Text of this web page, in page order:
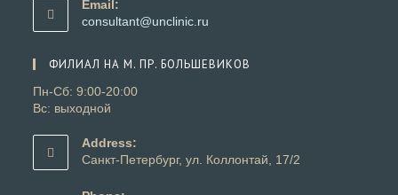
вашем
Email:
consultant@unclinic.ru
приложении
ФИЛИАЛ НА М. ПР. БОЛЬШЕВИКОВ
Пн-Сб: 9:00-20:00
Вс: выходной
Address:
Санкт-Петербург, ул. Коллонтай, 17/2